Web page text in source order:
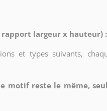
rapport largeur x hauteur) :
et types suivants,
motif reste le même,